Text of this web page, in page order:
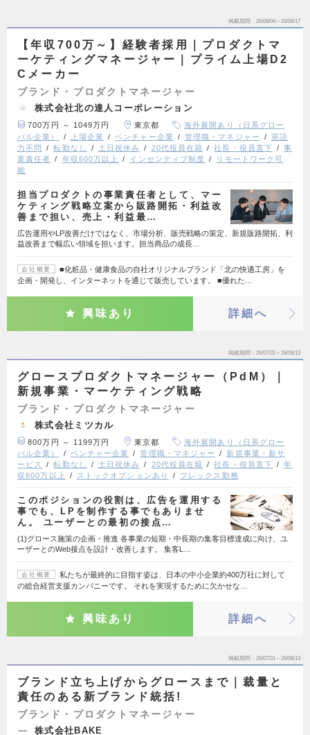
掲載期間 26/08/04～26/08/17
【年収700万～】経験者採用｜プロダクトマ
ーケティングマネージャー｜プライム上場D2
Cメーカー
ブランド・プロダクトマネージャー
株式会社北の達人コーポレーション
700万円 ～ 1049万円 東京都
海外展開あり（日系グロー
バル企業）
上場企業 ベンチャー企業 管理職・マネジャー
英語
力不問
転勤なし 土日祝休み 20代役員在籍 社長・役員直下
事
業責任者
年収600万以上 インセンティブ制度
リモートワーク可
能
担当プロダクトの事業責任者として、マー
ケティング戦略立案から販路開拓・利益改
善まで担い、売上・利益最…
広告運用やLP改善だけではなく、市場分析、販売戦略の策定、新規販路開拓、利
益改善まで幅広い領域を担います。担当商品の成長…
会社概要
■化粧品・健康食品の自社オリジナルブランド「北の快適工房」を
企画・開発し、インターネットを通じて販売しています。 ■優れた…
興味あり 詳細へ
掲載期間 26/07/31～26/08/13
グロースプロダクトマネージャー（PdM）｜
新規事業・マーケティング戦略
ブランド・プロダクトマネージャー
株式会社ミツカル
800万円 ～ 1199万円 東京都
海外展開あり（日系グロー
バル企業）
ベンチャー企業 管理職・マネジャー
新規事業・新サ
ービス
転勤なし 土日祝休み 20代役員在籍 社長・役員直下
年
収600万以上
ストックオプションあり フレックス勤務
このポジションの役割は、広告を運用する
事でも、LPを制作する事でもありませ
ん。 ユーザーとの最初の接点…
(1)グロース施策の企画・推進 各事業の短期・中長期の集客目標達成に向け、ユ
ーザーとのWeb接点を設計・改善します。 集客L…
会社概要
私たちが最終的に目指す姿は、日本の中小企業約400万社に対して
の総合経営支援カンパニーです。 それを実現するために欠かせな…
興味あり 詳細へ
掲載期間 26/07/31～26/08/13
ブランド立ち上げからグロースまで｜裁量と
責任のある新ブランド統括!
ブランド・プロダクトマネージャー
株式会社BAKE